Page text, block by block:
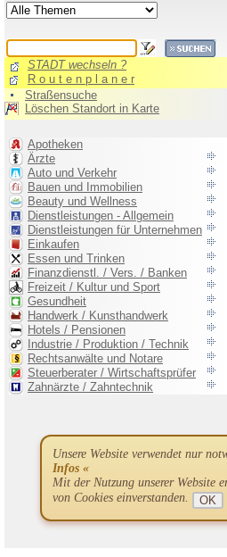
Unsere Website verwendet nur
Infos «
Mit der Nutzung unserer Website
von Cookies einverstanden.
OK